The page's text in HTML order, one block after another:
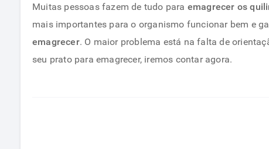
Muitas pessoas fazem de tudo para emagrecer os
mais importantes para o organismo funcionar bem e
emagrecer. O maior problema está na falta de
seu prato para emagrecer, iremos contar agora.